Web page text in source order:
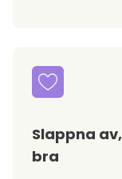
Slappna
bra